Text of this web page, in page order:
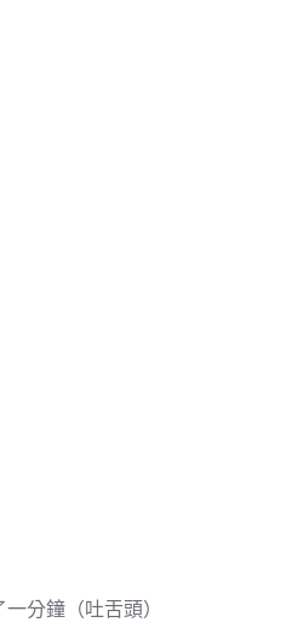
分鐘（吐舌頭）